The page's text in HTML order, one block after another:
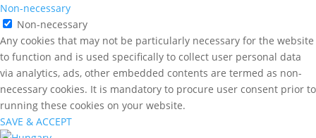
Non-necessary
Non-necessary
Any cookies that may not be particularly necessary for the website
to function and is used specifically to collect user personal data
via analytics, ads, other embedded contents are termed as non-
necessary cookies. It is mandatory to procure user consent prior to
running these cookies on your website.
SAVE & ACCEPT